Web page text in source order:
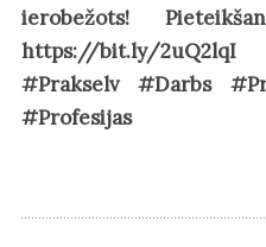
ierobežots!
https://bit.ly/2uQ2lqI
#Prakselv #Darbs
#Profesijas